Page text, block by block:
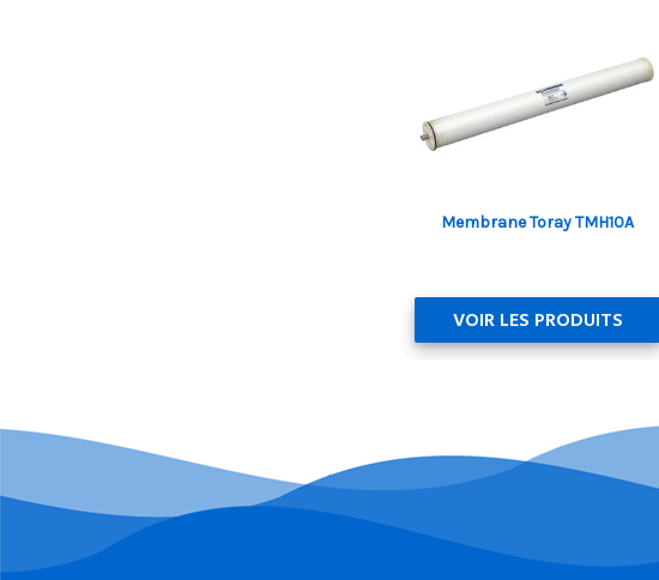
Membrane Toray TMH10A
VOIR LES PRODUITS